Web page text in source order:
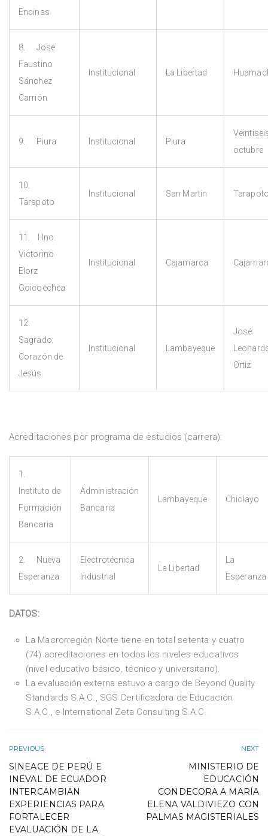
Encinas
8. José
Faustino
Sánchez
Carrión
Institucional La Libertad
9. Piura Institucional Piura
octubre
10.
Tarapoto
Institucional San Martin
11. Hno.
Victorino
Elorz
Goicoechea
Institucional Cajamarca
12.
Sagrado
Corazón de
Jesús
Institucional Lambayeque
José
Ortiz
Acreditaciones por programa de estudios (carrera):
1.
Instituto de
Formación
Bancaria
Administración
Bancaria
Lambayeque Chiclayo
2. Nueva
Esperanza
Electrotécnica
Industrial
La Libertad
La
Esperanza
DATOS:
La Macrorregión Norte tiene en total setenta y cuatro
(74) acreditaciones en todos los niveles educativos
(nivel educativo básico, técnico y universitario).
La evaluación externa estuvo a cargo de Beyond Quality
Standards S.A.C., SGS Certificadora de Educación
S.A.C., e International Zeta Consulting S.A.C.
PREVIOUS
SINEACE DE PERÚ E
INEVAL DE ECUADOR
INTERCAMBIAN
EXPERIENCIAS PARA
FORTALECER
EVALUACIÓN DE LA
NEXT
MINISTERIO DE
EDUCACIÓN
CONDECORA A MARÍA
ELENA VALDIVIEZO CON
PALMAS MAGISTERIALES